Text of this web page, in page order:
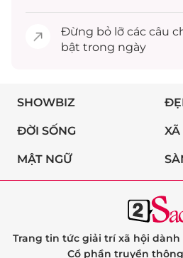
Đừng bỏ lỡ các câu
bật trong ngày
SHOWBIZ
ĐỜI SỐNG XÃ
MẬT NGỮ
Trang tin tức giải trí xã hội
Cổ phần truyền